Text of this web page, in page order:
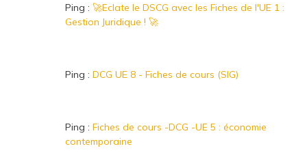
Ping : 🚀Eclate le DSCG avec les Fiches de l'UE 1 :
Gestion Juridique ! 🚀
Ping : DCG UE 8 - Fiches de cours (SIG)
Ping : Fiches de cours -DCG -UE 5 : économie
contemporaine